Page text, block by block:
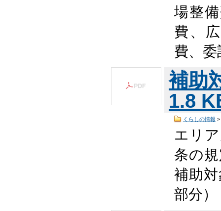
場整
費、
費、
補助
1.8
くらしの情報 >
エリ
条の
補助
部分）